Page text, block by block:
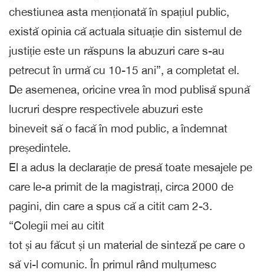
chestiunea asta menționată în spațiul public,
există opinia că actuala situație din sistemul de
justiție este un răspuns la abuzuri care s-au
petrecut în urmă cu 10-15 ani”, a completat el.
De asemenea, oricine vrea în mod publisă spună
lucruri despre respectivele abuzuri este
bineveit să o facă în mod public, a îndemnat
președintele.
El a adus la declarație de presă toate mesajele pe
care le-a primit de la magistrați, circa 2000 de
pagini, din care a spus că a citit cam 2-3.
“Colegii mei au citit
tot și au făcut și un material de sinteză pe care o
să vi-l comunic. În primul rând mulțumesc